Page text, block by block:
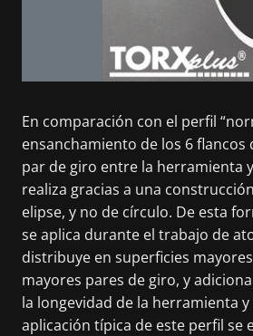
En comparación con el perfil
ensanchamiento de los 6
par de giro entre la herramienta
realiza gracias a una
elipse, y no de círculo. De esta
se aplica durante el trabajo de
distribuye en superficies
mayores pares de giro, y
la longevidad de la herramienta
aplicación típica de este perfil se